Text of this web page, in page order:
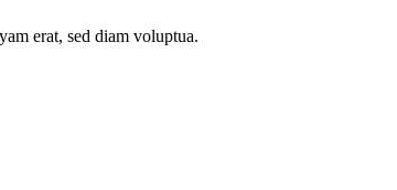
erat, sed diam voluptua.